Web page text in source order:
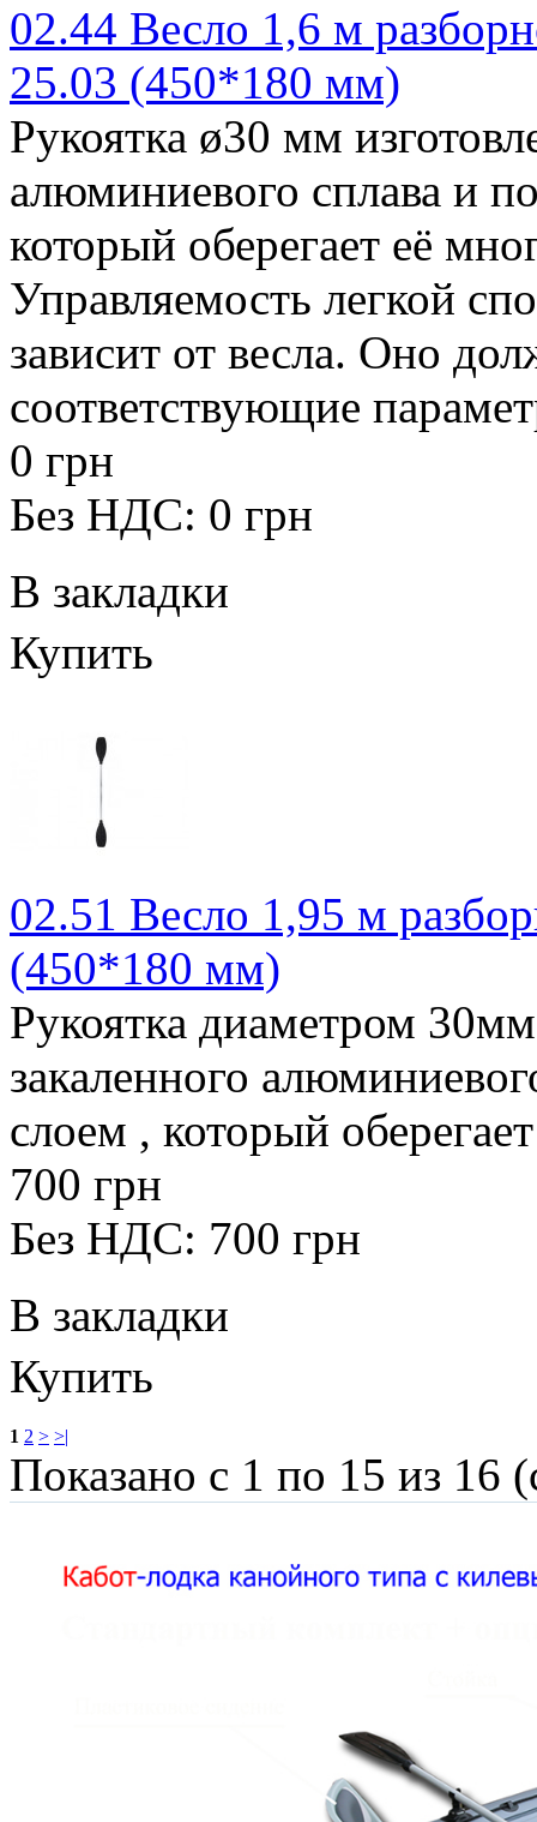
02.44 Весло 1,6 м
25.03 (450*180 мм)
Рукоятка ø30 мм
алюминиевого сплава и
который оберегает её
Управляемость легкой
зависит от весла. Оно
соответствующие
0 грн
Без НДС: 0 грн
В закладки
Купить
02.51 Весло 1,95 м
(450*180 мм)
Рукоятка диаметром
закаленного
слоем , который
700 грн
Без НДС: 700 грн
В закладки
Купить
1 2 > >|
Показано с 1 по 15 из 16